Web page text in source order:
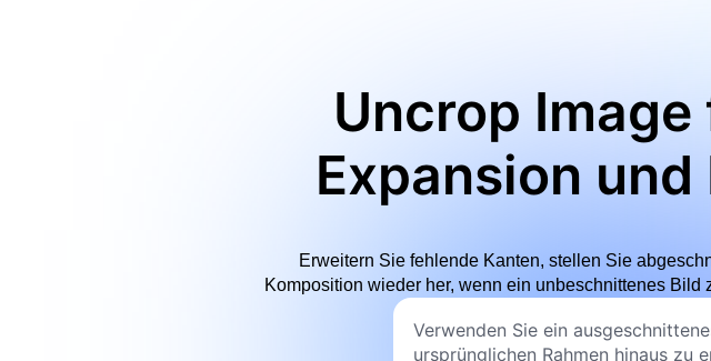
Uncrop
Expansion
Erweitern Sie fehlende Kanten, stellen Sie
Komposition wieder her, wenn ein unbeschnittenes